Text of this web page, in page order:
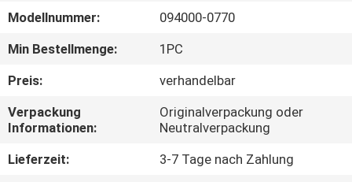
UNS
WERKSBESICHTIGUNG
QUALITÄTSKONTROLLE
Modellnummer:
094000-0770
Min Bestellmenge:
1PC
Preis:
verhandelbar
Verpackung
Informationen:
Originalverpackung oder
Neutralverpackung
Lieferzeit:
3-7 Tage nach Zahlung